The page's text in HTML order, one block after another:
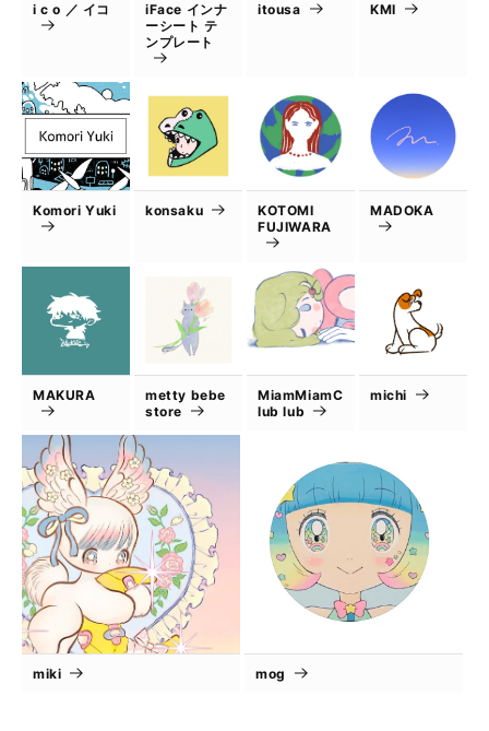
i c o ／ イコ
iFace インナ
ーシート テ
ンプレート
itousa KMI
Komori Yuki konsaku
KOTOMI
FUJIWARA
MADOKA
MAKURA
metty bebe
store
MiamMiamC
lub lub
michi
miki mog